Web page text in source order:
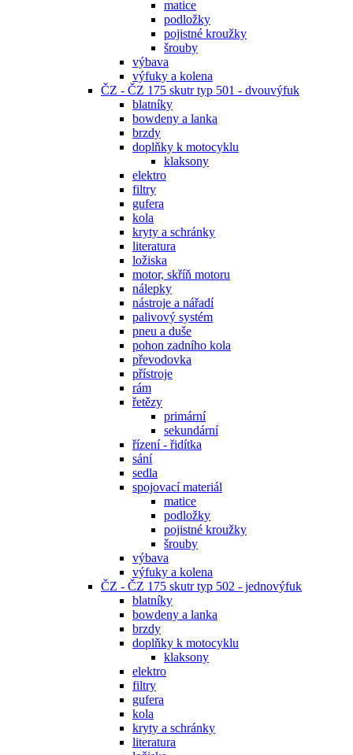
matice
podložky
pojistné kroužky
šrouby
výbava
výfuky a kolena
ČZ - ČZ 175 skutr typ 501 - dvouvýfuk
blatníky
bowdeny a lanka
brzdy
doplňky k motocyklu
klaksony
elektro
filtry
gufera
kola
kryty a schránky
literatura
ložiska
motor, skříň motoru
nálepky
nástroje a nářadí
palivový systém
pneu a duše
pohon zadního kola
převodovka
přístroje
rám
řetězy
primární
sekundární
řízení - řidítka
sání
sedla
spojovací materiál
matice
podložky
pojistné kroužky
šrouby
výbava
výfuky a kolena
ČZ - ČZ 175 skutr typ 502 - jednovýfuk
blatníky
bowdeny a lanka
brzdy
doplňky k motocyklu
klaksony
elektro
filtry
gufera
kola
kryty a schránky
literatura